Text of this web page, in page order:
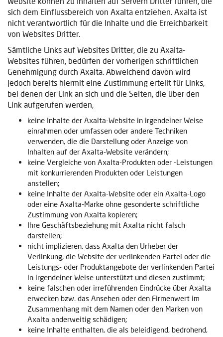
sich dem Einflussbereich von Axalta entziehen. Axalta ist
nicht verantwortlich für die Inhalte und die Erreichbarkeit
von Websites Dritter.
Sämtliche Links auf Websites Dritter, die zu Axalta-
Websites führen, bedürfen der vorherigen schriftlichen
Genehmigung durch Axalta. Abweichend davon wird
jedoch bereits hiermit eine Zustimmung erteilt für Links,
bei denen der Link an sich und die Seiten, die über den
Link aufgerufen werden,
keine Inhalte der Axalta-Website in irgendeiner Weise
einrahmen oder umfassen oder andere Techniken
verwenden, die die Darstellung oder Anzeige von
Inhalten auf der Axalta-Website verändern;
keine Vergleiche von Axalta-Produkten oder -Leistungen
mit konkurrierenden Produkten oder Leistungen
anstellen;
keine Inhalte der Axalta-Website oder ein Axalta-Logo
oder eine Axalta-Marke ohne gesonderte schriftliche
Zustimmung von Axalta kopieren;
Ihre Geschäftsbeziehung mit Axalta nicht falsch
darstellen;
nicht implizieren, dass Axalta den Urheber der
Verlinkung, die Website der verlinkenden Partei oder die
Leistungs- oder Produktangebote der verlinkenden Partei
in irgendeiner Weise unterstützt und diesen zustimmt;
keine falschen oder irreführenden Eindrücke über Axalta
erwecken bzw. das Ansehen oder den Firmenwert im
Zusammenhang mit dem Namen oder den Marken von
Axalta anderweitig schädigen;
keine Inhalte enthalten, die als beleidigend, bedrohend,